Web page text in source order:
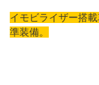
イモビライザー搭
準装備。